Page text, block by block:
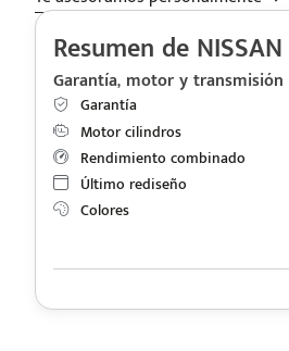
Resumen de
Garantía, motor y transmisión
Garantía
Motor cilindros
Rendimiento combinado
Último rediseño
Colores